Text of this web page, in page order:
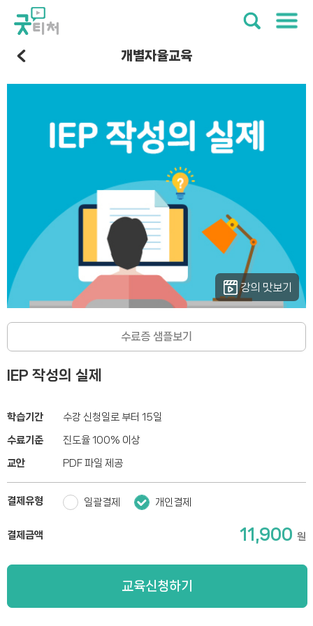
개별자율교육
강의 맛보기
수료증 샘플보기
IEP 작성의 실제
학습기간 수강 신청일로 부터 15일
수료기준 진도율 100% 이상
교안 PDF 파일 제공
결제유형 일괄결제 개인결제
결제금액 11,900 원
교육신청하기